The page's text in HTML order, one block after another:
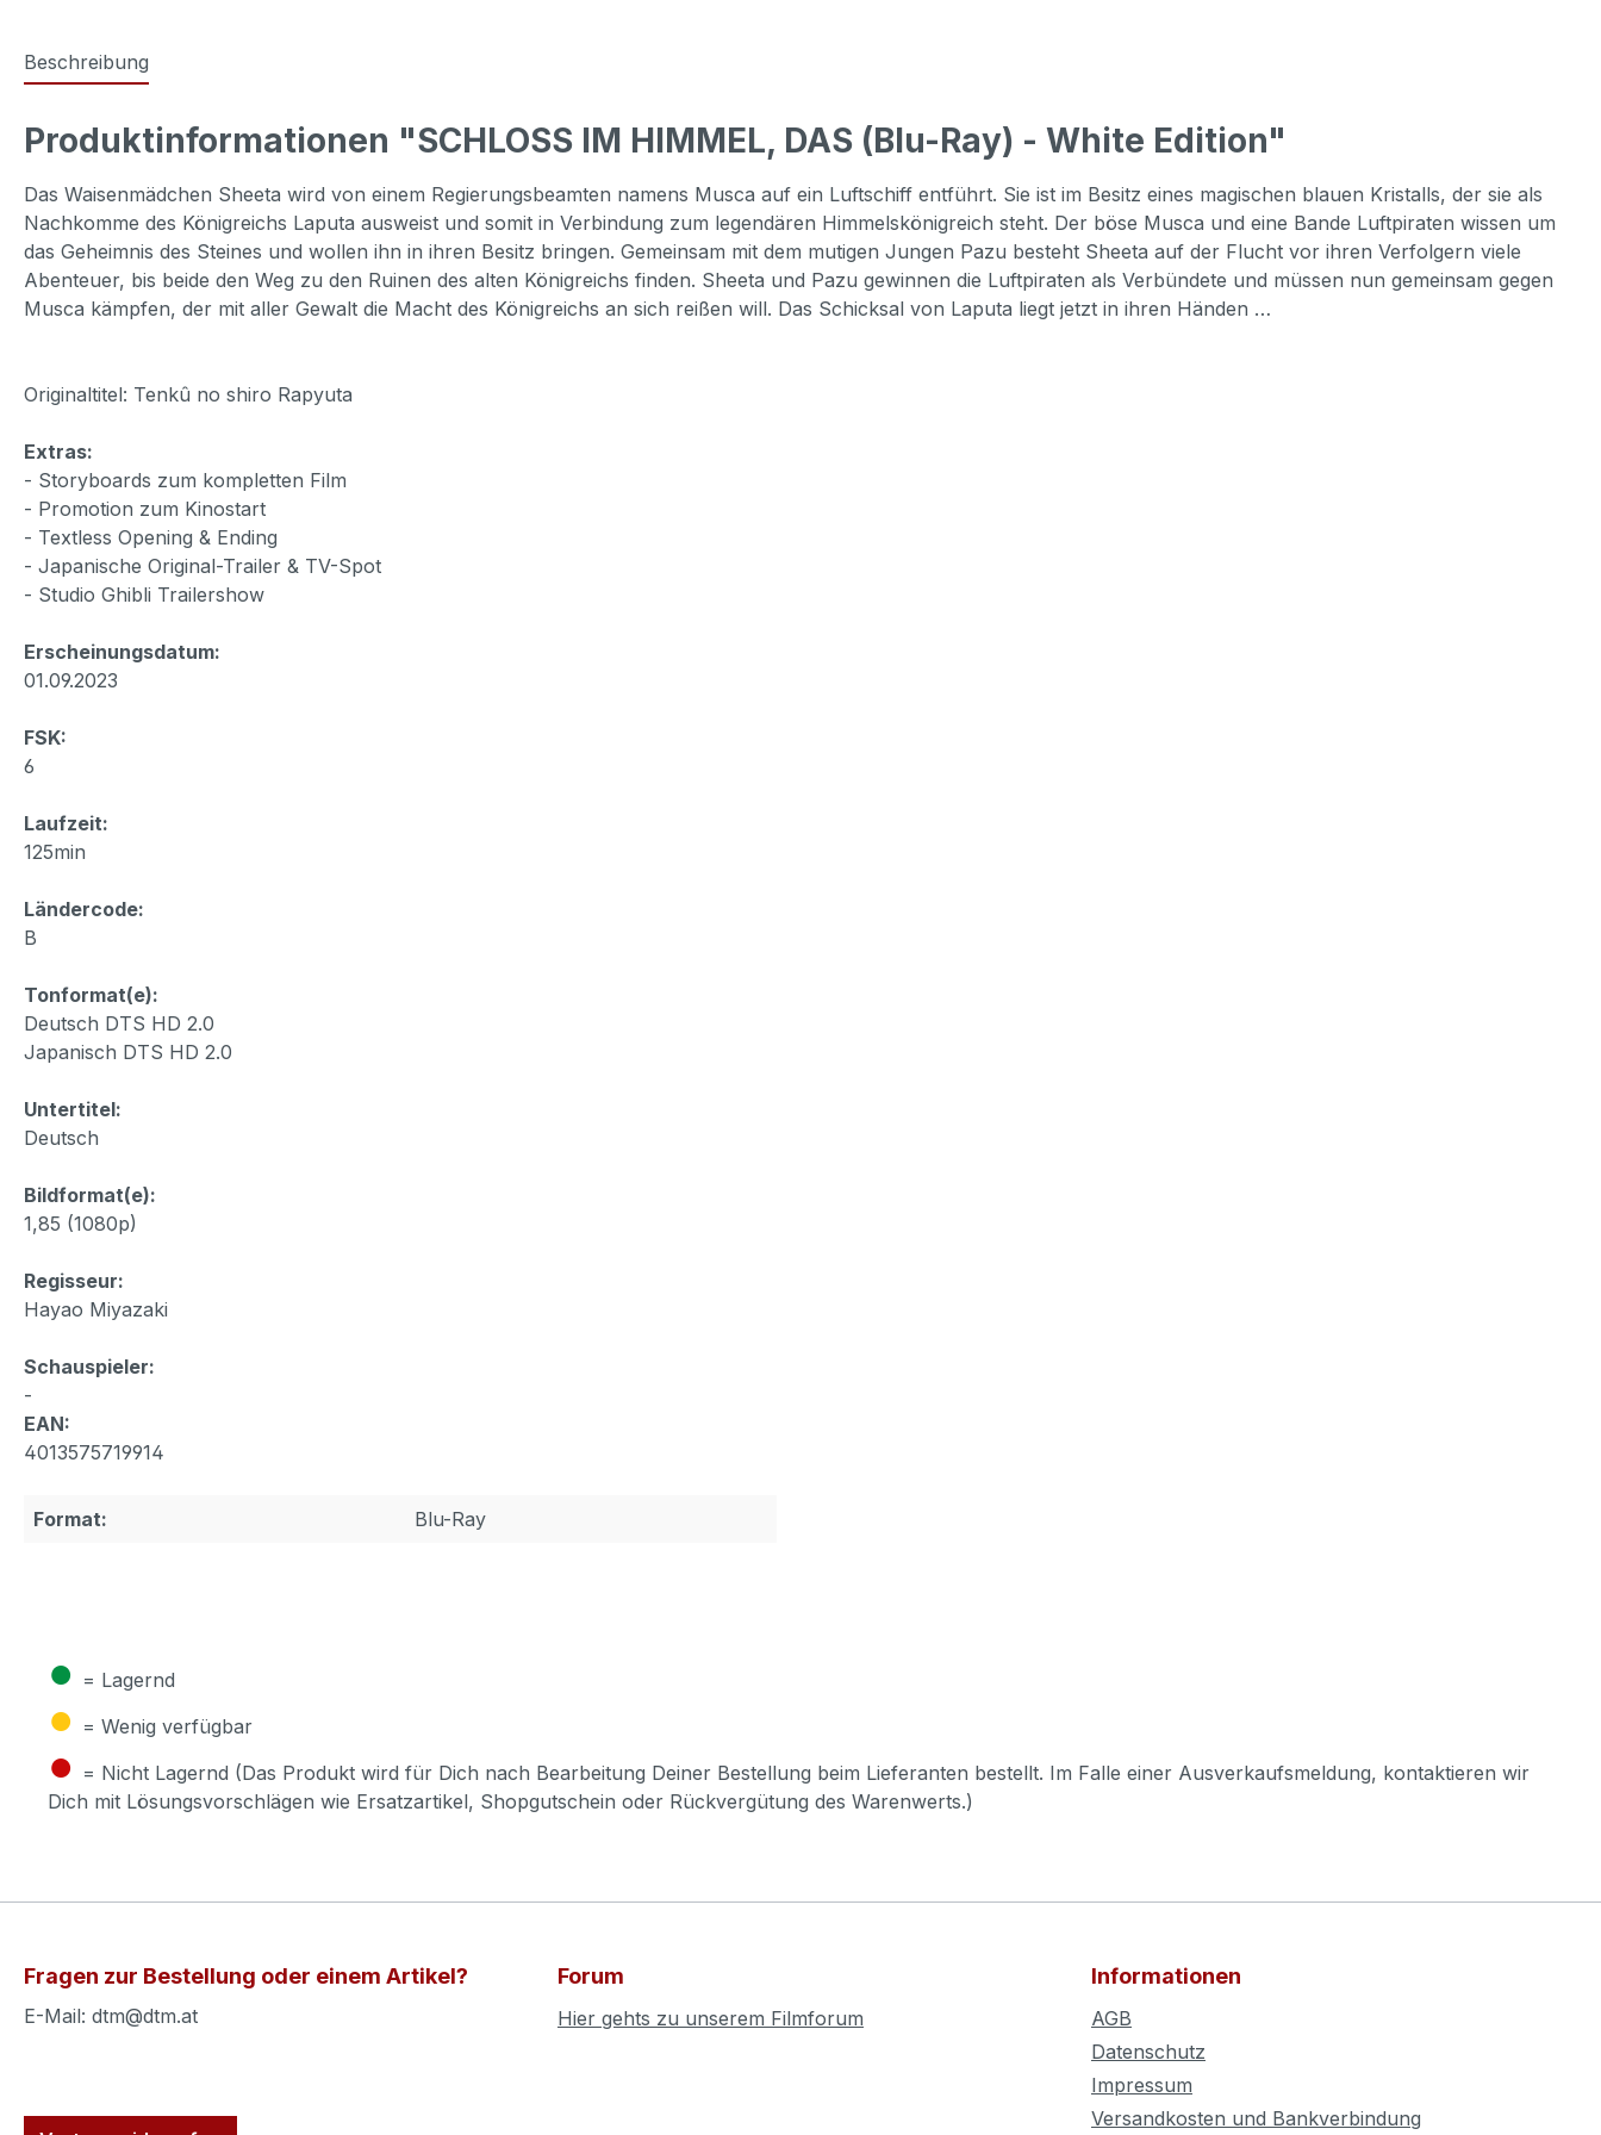
Beschreibung
Produktinformationen "SCHLOSS IM HIMMEL, DAS (Blu-Ray) - White Edition"
Das Waisenmädchen Sheeta wird von einem Regierungsbeamten namens Musca auf ein Luftschiff entführt. Sie ist im Besitz eines magischen blauen Kristalls, der sie als
Nachkomme des Königreichs Laputa ausweist und somit in Verbindung zum legendären Himmelskönigreich steht. Der böse Musca und eine Bande Luftpiraten wissen um
das Geheimnis des Steines und wollen ihn in ihren Besitz bringen. Gemeinsam mit dem mutigen Jungen Pazu besteht Sheeta auf der Flucht vor ihren Verfolgern viele
Abenteuer, bis beide den Weg zu den Ruinen des alten Königreichs finden. Sheeta und Pazu gewinnen die Luftpiraten als Verbündete und müssen nun gemeinsam gegen
Musca kämpfen, der mit aller Gewalt die Macht des Königreichs an sich reißen will. Das Schicksal von Laputa liegt jetzt in ihren Händen …
Originaltitel: Tenkû no shiro Rapyuta
Extras:
- Storyboards zum kompletten Film
- Promotion zum Kinostart
- Textless Opening & Ending
- Japanische Original-Trailer & TV-Spot
- Studio Ghibli Trailershow
Erscheinungsdatum:
01.09.2023
FSK:
6
Laufzeit:
125min
Ländercode:
B
Tonformat(e):
Deutsch DTS HD 2.0
Japanisch DTS HD 2.0
Untertitel:
Deutsch
Bildformat(e):
1,85 (1080p)
Regisseur:
Hayao Miyazaki
Schauspieler:
-
EAN:
4013575719914
Format: Blu-Ray
● = Lagernd
● = Wenig verfügbar
● = Nicht Lagernd (Das Produkt wird für Dich nach Bearbeitung Deiner Bestellung beim Lieferanten bestellt. Im Falle einer Ausverkaufsmeldung, kontaktieren wir
Dich mit Lösungsvorschlägen wie Ersatzartikel, Shopgutschein oder Rückvergütung des Warenwerts.)
Fragen zur Bestellung oder einem Artikel?
E-Mail: dtm@dtm.at
Forum
Hier gehts zu unserem Filmforum
Informationen
AGB
Datenschutz
Impressum
Versandkosten und Bankverbindung